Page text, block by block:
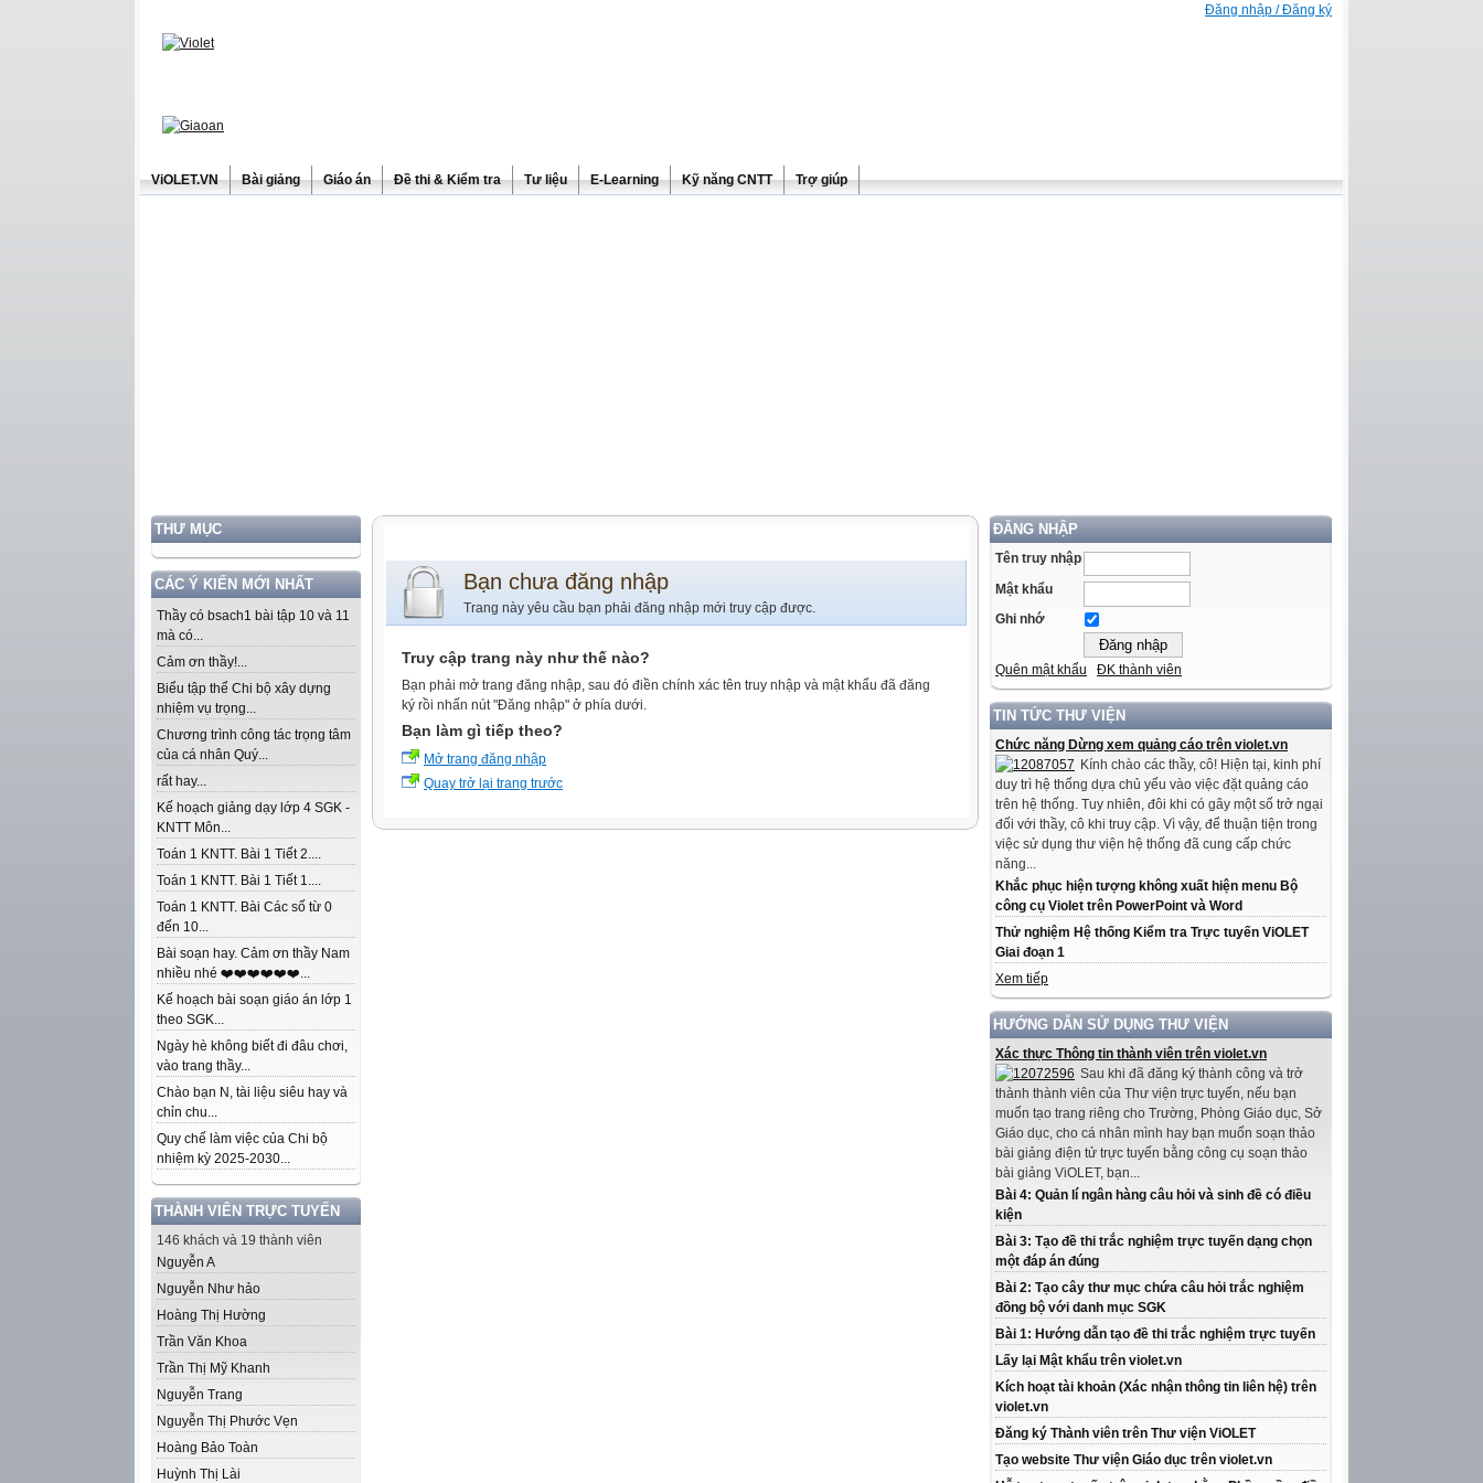
Đăng nhập / Đăng ký
ViOLET.VN Bài giảng Giáo án Đề thi & Kiểm tra Tư liệu E-Learning Kỹ năng CNTT Trợ giúp
THƯ MỤC
CÁC Ý KIẾN MỚI NHẤT
Thầy có bsach1 bài tập 10 và 11
mà có...
Cảm ơn thầy!...
Biểu tập thể Chi bộ xây dựng
nhiệm vụ trọng...
Chương trình công tác trọng tâm
của cá nhân Quý...
rất hay...
Kế hoạch giảng dạy lớp 4 SGK -
KNTT Môn...
Toán 1 KNTT. Bài 1 Tiết 2....
Toán 1 KNTT. Bài 1 Tiết 1....
Toán 1 KNTT. Bài Các số từ 0
đến 10...
Bài soạn hay. Cảm ơn thầy Nam
nhiều nhé ❤️❤️❤️❤️❤️❤️...
Kế hoạch bài soạn giáo án lớp 1
theo SGK...
Ngày hè không biết đi đâu chơi,
vào trang thầy...
Chào bạn N, tài liệu siêu hay và
chỉn chu...
Quy chế làm việc của Chi bộ
nhiệm kỳ 2025-2030...
THÀNH VIÊN TRỰC TUYẾN
146 khách và 19 thành viên
Nguyễn A
Nguyễn Như hảo
Hoàng Thị Hường
Trần Văn Khoa
Trần Thị Mỹ Khanh
Nguyễn Trang
Nguyễn Thị Phước Vẹn
Hoàng Bảo Toàn
Huỳnh Thị Lài
ĐĂNG NHẬP
Tên truy nhập
Mật khẩu
Ghi nhớ
Quên mật khẩu ĐK thành viên
TIN TỨC THƯ VIỆN
Chức năng Dừng xem quảng cáo trên violet.vn
Kính chào các thầy, cô! Hiện tại, kinh phí
duy trì hệ thống dựa chủ yếu vào việc đặt quảng cáo
trên hệ thống. Tuy nhiên, đôi khi có gây một số trở ngại
đối với thầy, cô khi truy cập. Vì vậy, để thuận tiện trong
việc sử dụng thư viện hệ thống đã cung cấp chức
năng...
Khắc phục hiện tượng không xuất hiện menu Bộ
công cụ Violet trên PowerPoint và Word
Thử nghiệm Hệ thống Kiểm tra Trực tuyến ViOLET
Giai đoạn 1
Xem tiếp
HƯỚNG DẪN SỬ DỤNG THƯ VIỆN
Xác thực Thông tin thành viên trên violet.vn
Sau khi đã đăng ký thành công và trở
thành thành viên của Thư viện trực tuyến, nếu bạn
muốn tạo trang riêng cho Trường, Phòng Giáo dục, Sở
Giáo dục, cho cá nhân mình hay bạn muốn soạn thảo
bài giảng điện tử trực tuyến bằng công cụ soạn thảo
bài giảng ViOLET, bạn...
Bài 4: Quản lí ngân hàng câu hỏi và sinh đề có điều
kiện
Bài 3: Tạo đề thi trắc nghiệm trực tuyến dạng chọn
một đáp án đúng
Bài 2: Tạo cây thư mục chứa câu hỏi trắc nghiệm
đồng bộ với danh mục SGK
Bài 1: Hướng dẫn tạo đề thi trắc nghiệm trực tuyến
Lấy lại Mật khẩu trên violet.vn
Kích hoạt tài khoản (Xác nhận thông tin liên hệ) trên
violet.vn
Đăng ký Thành viên trên Thư viện ViOLET
Tạo website Thư viện Giáo dục trên violet.vn
Bạn chưa đăng nhập
Trang này yêu cầu bạn phải đăng nhập mới truy cập được.
Truy cập trang này như thế nào?
Bạn phải mở trang đăng nhập, sau đó điền chính xác tên truy nhập và mật khẩu đã đăng
ký rồi nhấn nút "Đăng nhập" ở phía dưới.
Bạn làm gì tiếp theo?
Mở trang đăng nhập
Quay trở lại trang trước